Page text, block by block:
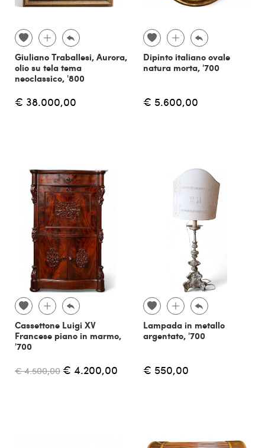
Giuliano Traballesi, Aurora,
olio su tela tema
neoclassico, '800
€ 38.000,00
Dipinto italiano ovale
natura morta, '700
€ 5.600,00
Cassettone Luigi XV
Francese piano in marmo,
'700
€ 4.500,00 € 4.200,00
Lampada in metallo
argentato, '700
€ 550,00